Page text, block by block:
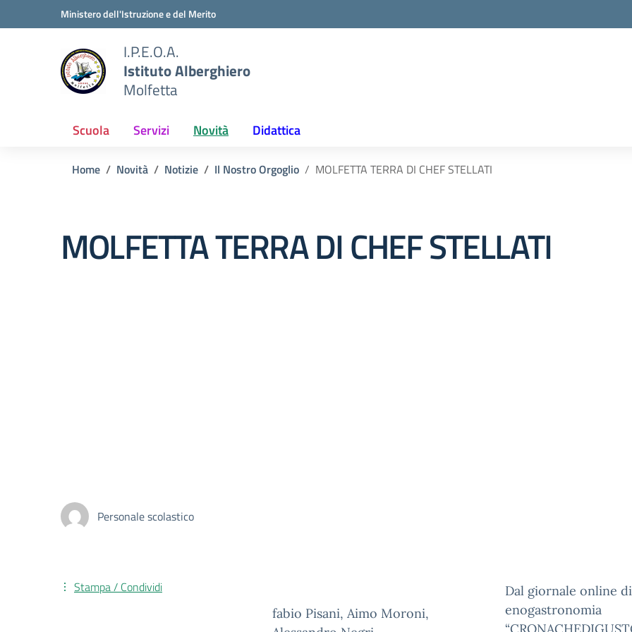
Vai ai contenuti
Vai al menu di navigazioneMinistero dell'Istruzione e del Merito
I.P.E.O.A.
Istituto Alberghiero
Molfetta
Scuola Servizi Novità Didattica
Home Novità Notizie Il Nostro Orgoglio MOLFETTA TERRA DI CHEF STELLATI
MOLFETTA TERRA DI CHEF STELLATI
Personale scolastico
fabio Pisani, Aimo Moroni,
Dal giornale online di
enogastronomia
Stampa / Condividi